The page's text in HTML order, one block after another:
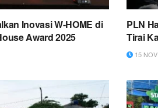
Inovasi W-HOME di
Award 2025
PLN
Tirai
15